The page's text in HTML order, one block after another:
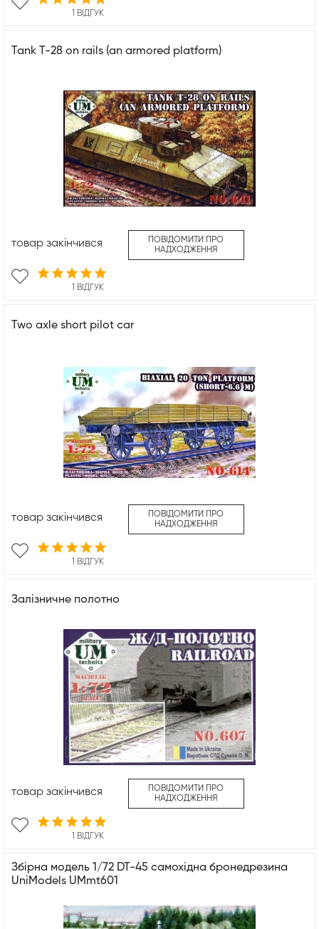
1 ВІДГУК
Tank T-28 on rails (an armored platform)
1 ВІДГУК
товар закінчився
ПОВІДОМИТИ ПРО
НАДХОДЖЕННЯ
Two axle short pilot car
1 ВІДГУК
товар закінчився
ПОВІДОМИТИ ПРО
НАДХОДЖЕННЯ
Залізничне полотно
1 ВІДГУК
товар закінчився
ПОВІДОМИТИ ПРО
НАДХОДЖЕННЯ
Збірна модель 1/72 DT-45 самохідна бронедрезина
UniModels UMmt601